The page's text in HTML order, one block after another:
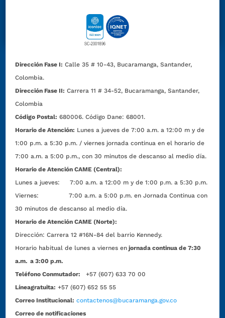
Dirección Fase I: Calle 35 # 10-43, Bucaramanga, Santander,
Colombia.
Dirección Fase II: Carrera 11 # 34-52, Bucaramanga, Santander,
Colombia
Código Postal: 680006. Código Dane: 68001.
Horario de Atención: Lunes a jueves de 7:00 a.m. a 12:00 m y de
1:00 p.m. a 5:30 p.m. / viernes jornada continua en el horario de
7:00 a.m. a 5:00 p.m., con 30 minutos de descanso al medio día.
Horario de Atención CAME (Central):
Lunes a jueves: 7:00 a.m. a 12:00 m y de 1:00 p.m. a 5:30 p.m.
Viernes: 7:00 a.m. a 5:00 p.m. en Jornada Continua con
30 minutos de descanso al medio día.
Horario de Atención CAME (Norte):
Dirección:Carrera 12 #16N-84 del barrio Kennedy.
Horario habitual de lunes a viernes en jornada continua de 7:30
a.m. a 3:00 p.m.
Teléfono Conmutador:
+57 (607) 633 70 00
Líneagratuita: +57 (607) 652 55 55
Correo Institucional: contactenos@bucaramanga.gov.co
Correo de notificaciones